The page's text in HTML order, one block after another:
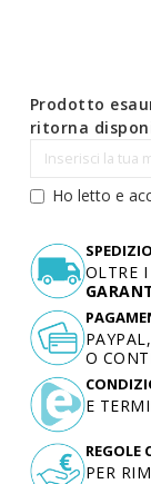
Prodotto
ritorna
Ho letto e
OLTRE
O
E
REGOLE
PER